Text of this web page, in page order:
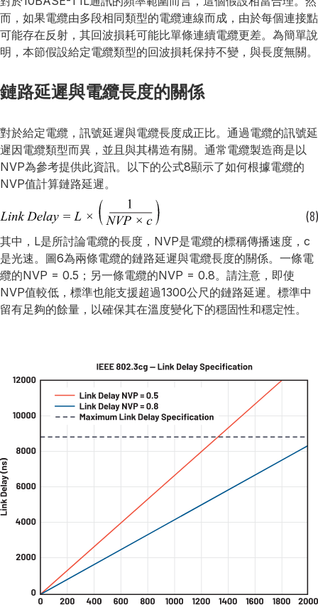
而，如果電纜由多段相同類型的電纜連線而成，由於每個連接點
可能存在反射，其回波損耗可能比單條連續電纜更差。為簡單說
明，本節假設給定電纜類型的回波損耗保持不變，與長度無關。
鏈路延遲與電纜長度的關係
對於給定電纜，訊號延遲與電纜長度成正比。通過電纜的訊號延
遲因電纜類型而異，並且與其構造有關。通常電纜製造商是以
NVP為參考提供此資訊。以下的公式8顯示了如何根據電纜的
NVP值計算鏈路延遲。
其中，L是所討論電纜的長度，NVP是電纜的標稱傳播速度，c
是光速。圖6為兩條電纜的鏈路延遲與電纜長度的關係。一條電
纜的NVP = 0.5；另一條電纜的NVP = 0.8。請注意，即使
NVP值較低，標準也能支援超過1300公尺的鏈路延遲。標準中
留有足夠的餘量，以確保其在溫度變化下的穩固性和穩定性。